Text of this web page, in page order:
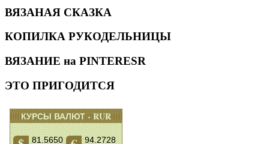
ВЯЗАНАЯ СКАЗКА
КОПИЛКА РУКОДЕЛЬНИЦЫ
ВЯЗАНИЕ на PINTERESR
ЭТО ПРИГОДИТСЯ